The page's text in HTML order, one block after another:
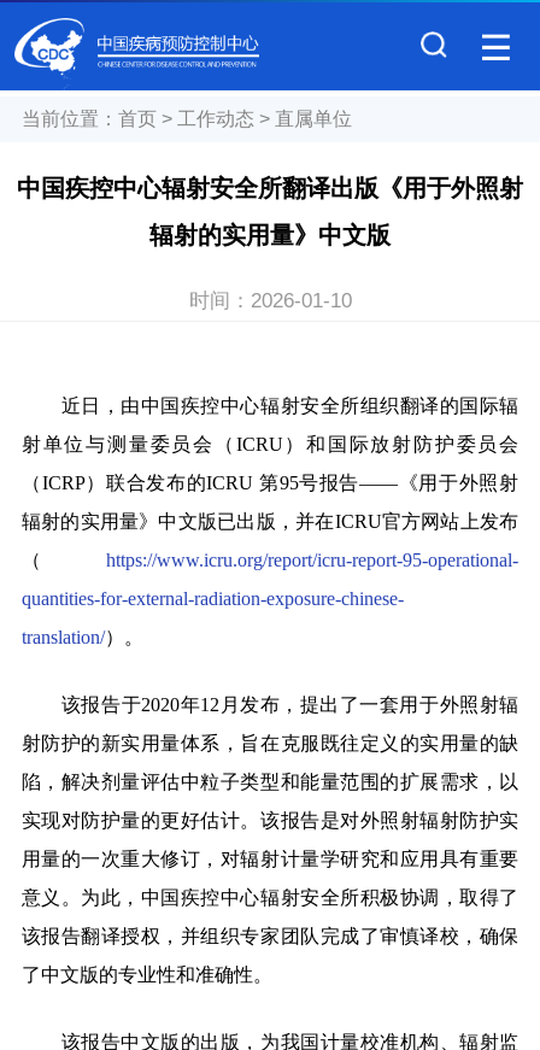
当前位置： 首页> 工作动态 > 直属单位
中国疾控中心辐射安全所翻译出版《用于外照射
辐射的实用量》中文版
时间： 2026-01-10
近日，由中国疾控中心辐射安全所组织翻译的国际辐
射单位与测量委员会（ICRU）和国际放射防护委员会
（ICRP）联合发布的ICRU 第95号报告——《用于外照射
辐射的实用量》中文版已出版，并在ICRU官方网站上发布
（https://www.icru.org/report/icru-report-95-operational-
quantities-for-external-radiation-exposure-chinese-
translation/）。
该报告于2020年12月发布，提出了一套用于外照射辐
射防护的新实用量体系，旨在克服既往定义的实用量的缺
陷，解决剂量评估中粒子类型和能量范围的扩展需求，以
实现对防护量的更好估计。该报告是对外照射辐射防护实
用量的一次重大修订，对辐射计量学研究和应用具有重要
意义。为此，中国疾控中心辐射安全所积极协调，取得了
该报告翻译授权，并组织专家团队完成了审慎译校，确保
了中文版的专业性和准确性。
该报告中文版的出版，为我国计量校准机构、辐射监